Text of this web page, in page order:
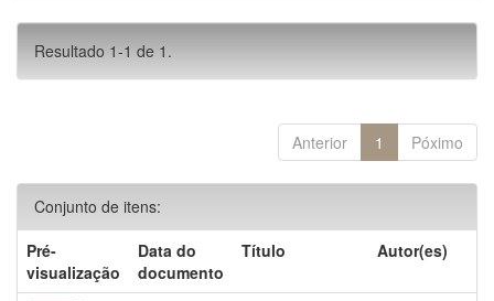
Resultado 1-1 de 1.
Anterior 1 Póximo
Conjunto de itens:
Pré-
visualização
Data do
documento
Título Autor(es)